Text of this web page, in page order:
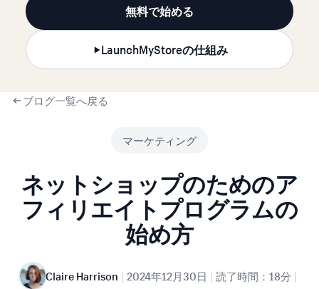
無料で始める
LaunchMyStoreの仕組み
ブログ一覧へ戻る
マーケティング
ネットショップのためのア
フィリエイトプログラムの
始め方
Claire Harrison | 2024年12月30日 | 読了時間：18分 |